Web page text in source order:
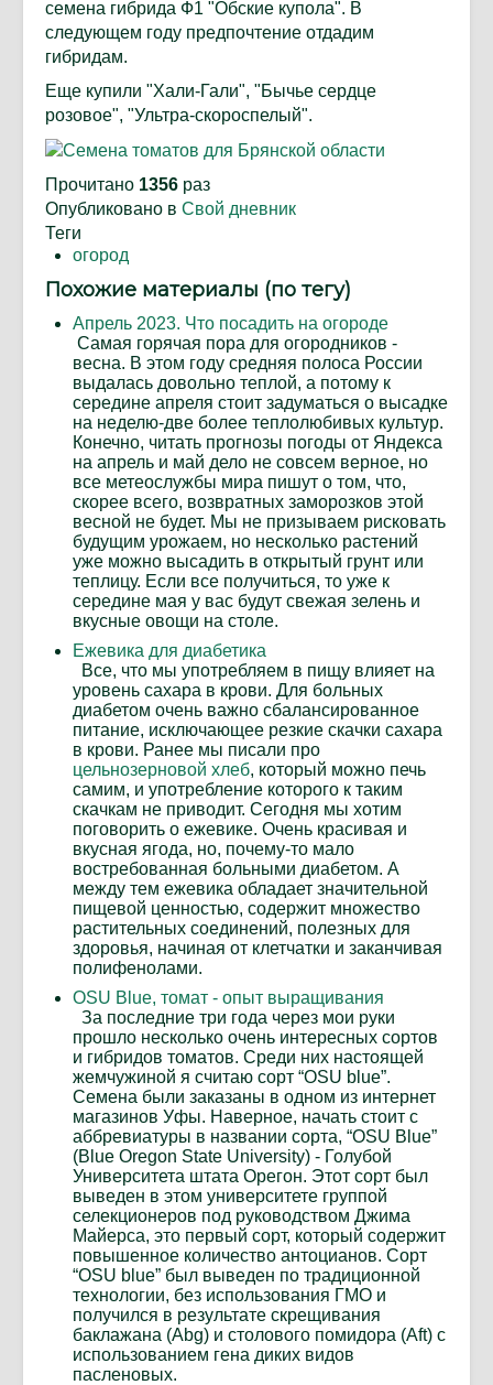
семена гибрида Ф1 "Обские купола". В
следующем году предпочтение отдадим
гибридам.
Еще купили "Хали-Гали", "Бычье сердце
розовое", "Ультра-скороспелый".
Прочитано 1356 раз
Опубликовано в Свой дневник
Теги
огород
Похожие материалы (по тегу)
Апрель 2023. Что посадить на огороде
Самая горячая пора для огородников -
весна. В этом году средняя полоса России
выдалась довольно теплой, а потому к
середине апреля стоит задуматься о высадке
на неделю-две более теплолюбивых культур.
Конечно, читать прогнозы погоды от Яндекса
на апрель и май дело не совсем верное, но
все метеослужбы мира пишут о том, что,
скорее всего, возвратных заморозков этой
весной не будет. Мы не призываем рисковать
будущим урожаем, но несколько растений
уже можно высадить в открытый грунт или
теплицу. Если все получиться, то уже к
середине мая у вас будут свежая зелень и
вкусные овощи на столе.
Ежевика для диабетика
Все, что мы употребляем в пищу влияет на
уровень сахара в крови. Для больных
диабетом очень важно сбалансированное
питание, исключающее резкие скачки сахара
в крови. Ранее мы писали про
цельнозерновой хлеб, который можно печь
самим, и употребление которого к таким
скачкам не приводит. Сегодня мы хотим
поговорить о ежевике. Очень красивая и
вкусная ягода, но, почему-то мало
востребованная больными диабетом. А
между тем ежевика обладает значительной
пищевой ценностью, содержит множество
растительных соединений, полезных для
здоровья, начиная от клетчатки и заканчивая
полифенолами.
OSU Blue, томат - опыт выращивания
За последние три года через мои руки
прошло несколько очень интересных сортов
и гибридов томатов. Среди них настоящей
жемчужиной я считаю сорт “OSU blue”.
Семена были заказаны в одном из интернет
магазинов Уфы. Наверное, начать стоит с
аббревиатуры в названии сорта, “OSU Blue”
(Blue Oregon State University) - Голубой
Университета штата Орегон. Этот сорт был
выведен в этом университете группой
селекционеров под руководством Джима
Майерса, это первый сорт, который содержит
повышенное количество антоцианов. Сорт
“OSU blue” был выведен по традиционной
технологии, без использования ГМО и
получился в результате скрещивания
баклажана (Abg) и столового помидора (Aft) с
использованием гена диких видов
пасленовых.